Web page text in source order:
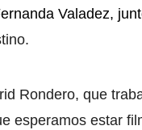
Valadez,
Rondero, que
esperamos estar